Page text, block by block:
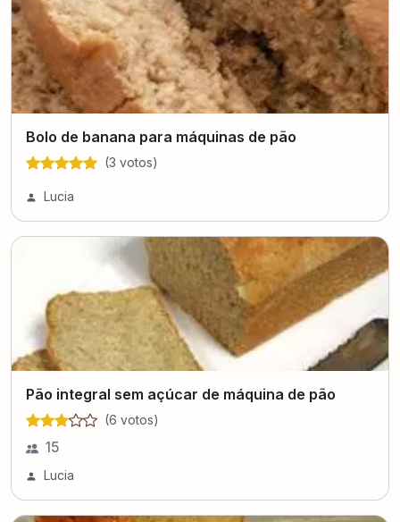
Bolo de banana para máquinas de pão
(3 votos)
Lucia
Pão integral sem açúcar de máquina de pão
(6 votos)
15
Lucia